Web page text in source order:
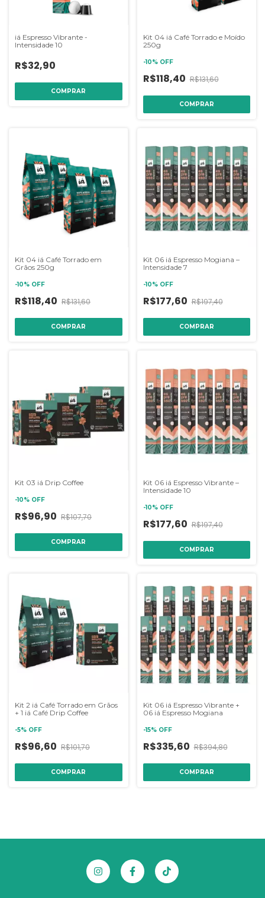
iá Espresso Vibrante -
Intensidade 10
R$32,90
Kit 04 iá Café Torrado e Moído
250g
-10% OFF
R$118,40 R$131,60
Kit 04 iá Café Torrado em
Grãos 250g
-10% OFF
R$118,40 R$131,60
Kit 06 iá Espresso Mogiana –
Intensidade 7
-10% OFF
R$177,60 R$197,40
Kit 03 iá Drip Coffee
-10% OFF
R$96,90 R$107,70
Kit 06 iá Espresso Vibrante –
Intensidade 10
-10% OFF
R$177,60 R$197,40
Kit 2 iá Café Torrado em Grãos
+ 1 iá Café Drip Coffee
-5% OFF
R$96,60 R$101,70
Kit 06 iá Espresso Vibrante +
06 iá Espresso Mogiana
-15% OFF
R$335,60 R$394,80